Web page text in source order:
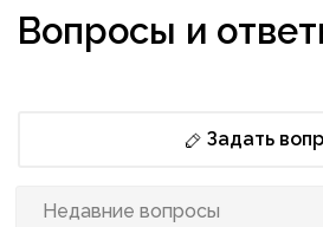
Вопросы и
Задать